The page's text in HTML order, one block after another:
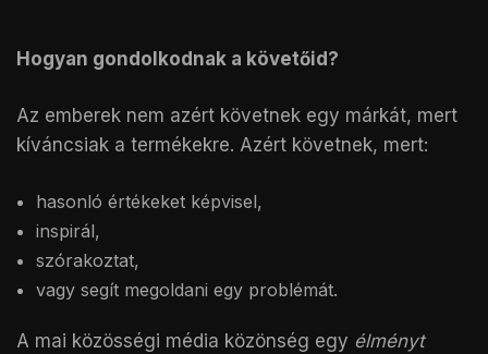
Hogyan gondolkodnak a követőid?
Az emberek nem azért követnek egy márkát, mert
kíváncsiak a termékekre. Azért követnek, mert:
hasonló értékeket képvisel,
inspirál,
szórakoztat,
vagy segít megoldani egy problémát.
A mai közösségi média közönség egy élményt